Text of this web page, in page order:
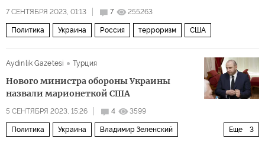
7 СЕНТЯБРЯ 2023, 01:13 7 255263
Политика Украина Россия терроризм США
Aydinlik Gazetesi Турция
Нового министра обороны Украины
назвали марионеткой США
5 СЕНТЯБРЯ 2023, 15:26 4 3599
Еще 3
Политика Украина Владимир Зеленский